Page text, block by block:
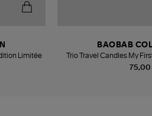
Limitée
75,00
BAOBAB
Trio Travel Candles My
Paris-